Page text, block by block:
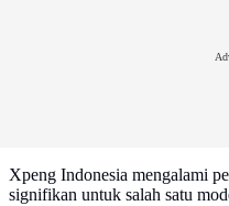
Xpeng Indonesia mengalami
signifikan untuk salah satu